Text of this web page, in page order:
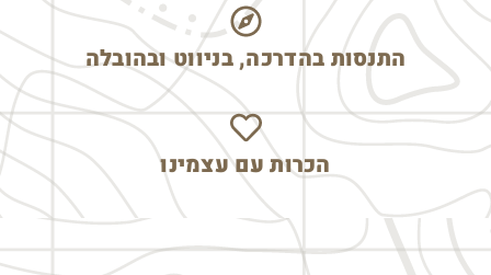
התנסות בהדרכה, בניווט ובהובלה
הכרות עם עצמינו